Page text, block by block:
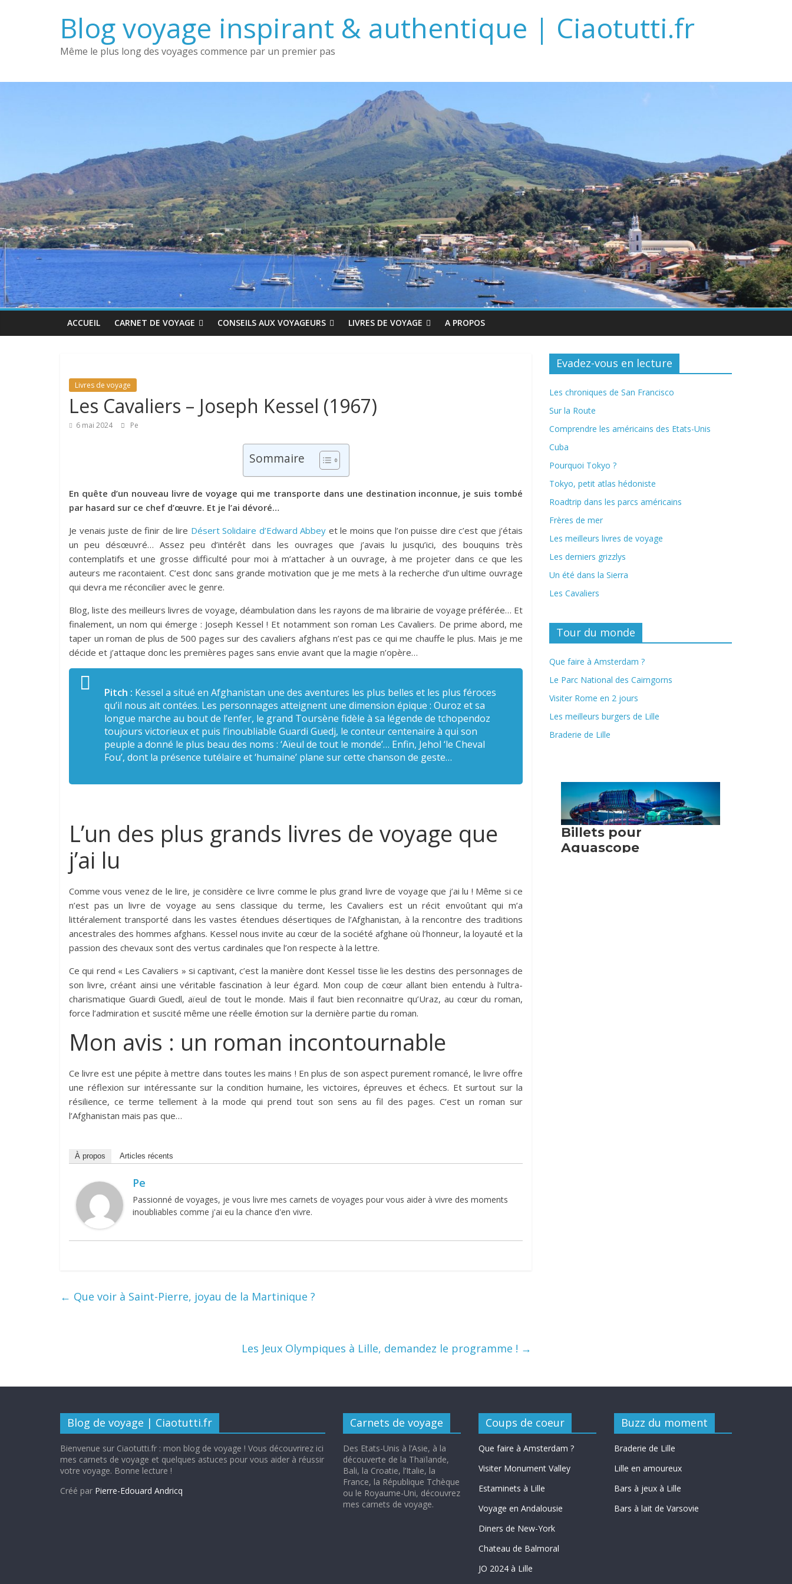
Blog voyage inspirant & authentique | Ciaotutti.fr
Même le plus long des voyages commence par un premier pas
ACCUEIL CARNET DE VOYAGE CONSEILS AUX VOYAGEURS LIVRES DE VOYAGE A PROPOS
Livres de voyage
Les Cavaliers – Joseph Kessel (1967)
6 mai 2024 Pe
Sommaire
En quête d’un nouveau livre de voyage qui me transporte dans une destination inconnue, je suis tombé
par hasard sur ce chef d’œuvre. Et je l’ai dévoré…
Je venais juste de finir de lire Désert Solidaire d’Edward Abbey et le moins que l’on puisse dire c’est que j’étais
un peu désœuvré… Assez peu d’intérêt dans les ouvrages que j’avais lu jusqu’ici, des bouquins très
contemplatifs et une grosse difficulté pour moi à m’attacher à un ouvrage, à me projeter dans ce que les
auteurs me racontaient. C’est donc sans grande motivation que je me mets à la recherche d’un ultime ouvrage
qui devra me réconcilier avec le genre.
Blog, liste des meilleurs livres de voyage, déambulation dans les rayons de ma librairie de voyage préférée… Et
finalement, un nom qui émerge : Joseph Kessel ! Et notamment son roman Les Cavaliers. De prime abord, me
taper un roman de plus de 500 pages sur des cavaliers afghans n’est pas ce qui me chauffe le plus. Mais je me
décide et j’attaque donc les premières pages sans envie avant que la magie n’opère…
Pitch : Kessel a situé en Afghanistan une des aventures les plus belles et les plus féroces
qu’il nous ait contées. Les personnages atteignent une dimension épique : Ouroz et sa
longue marche au bout de l’enfer, le grand Toursène fidèle à sa légende de tchopendoz
toujours victorieux et puis l’inoubliable Guardi Guedj, le conteur centenaire à qui son
peuple a donné le plus beau des noms : ‘Aïeul de tout le monde’… Enfin, Jehol ‘le Cheval
Fou’, dont la présence tutélaire et ‘humaine’ plane sur cette chanson de geste…
L’un des plus grands livres de voyage que
j’ai lu
Comme vous venez de le lire, je considère ce livre comme le plus grand livre de voyage que j’ai lu ! Même si ce
n’est pas un livre de voyage au sens classique du terme, les Cavaliers est un récit envoûtant qui m’a
littéralement transporté dans les vastes étendues désertiques de l’Afghanistan, à la rencontre des traditions
ancestrales des hommes afghans. Kessel nous invite au cœur de la société afghane où l’honneur, la loyauté et la
passion des chevaux sont des vertus cardinales que l’on respecte à la lettre.
Ce qui rend « Les Cavaliers » si captivant, c’est la manière dont Kessel tisse lie les destins des personnages de
son livre, créant ainsi une véritable fascination à leur égard. Mon coup de cœur allant bien entendu à l’ultra-
charismatique Guardi Guedl, aïeul de tout le monde. Mais il faut bien reconnaitre qu’Uraz, au cœur du roman,
force l’admiration et suscité même une réelle émotion sur la dernière partie du roman.
Mon avis : un roman incontournable
Ce livre est une pépite à mettre dans toutes les mains ! En plus de son aspect purement romancé, le livre offre
une réflexion sur intéressante sur la condition humaine, les victoires, épreuves et échecs. Et surtout sur la
résilience, ce terme tellement à la mode qui prend tout son sens au fil des pages. C’est un roman sur
l’Afghanistan mais pas que…
À propos Articles récents
Pe
Passionné de voyages, je vous livre mes carnets de voyages pour vous aider à vivre des moments
inoubliables comme j'ai eu la chance d'en vivre.
← Que voir à Saint-Pierre, joyau de la Martinique ?
Les Jeux Olympiques à Lille, demandez le programme ! →
Evadez-vous en lecture
Les chroniques de San Francisco
Sur la Route
Comprendre les américains des Etats-Unis
Cuba
Pourquoi Tokyo ?
Tokyo, petit atlas hédoniste
Roadtrip dans les parcs américains
Frères de mer
Les meilleurs livres de voyage
Les derniers grizzlys
Un été dans la Sierra
Les Cavaliers
Tour du monde
Que faire à Amsterdam ?
Le Parc National des Cairngorns
Visiter Rome en 2 jours
Les meilleurs burgers de Lille
Braderie de Lille
Blog de voyage | Ciaotutti.fr
Bienvenue sur Ciaotutti.fr : mon blog de voyage ! Vous découvrirez ici
mes carnets de voyage et quelques astuces pour vous aider à réussir
votre voyage. Bonne lecture !
Créé par Pierre-Edouard Andricq
Carnets de voyage
Des Etats-Unis à l’Asie, à la
découverte de la Thaïlande,
Bali, la Croatie, l’Italie, la
France, la République Tchèque
ou le Royaume-Uni, découvrez
mes carnets de voyage.
Coups de coeur
Que faire à Amsterdam ?
Visiter Monument Valley
Estaminets à Lille
Voyage en Andalousie
Diners de New-York
Chateau de Balmoral
JO 2024 à Lille
Buzz du moment
Braderie de Lille
Lille en amoureux
Bars à jeux à Lille
Bars à lait de Varsovie